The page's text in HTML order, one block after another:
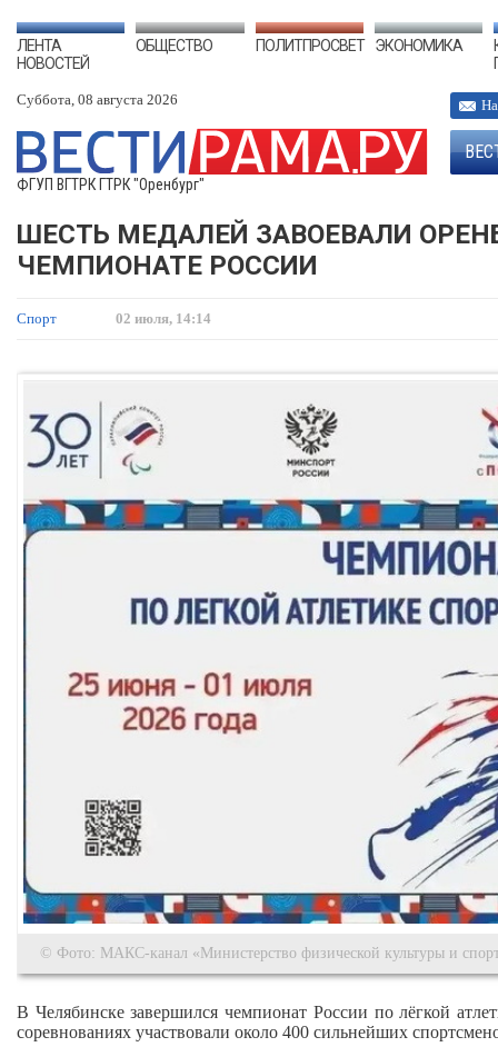
ЛЕНТА
НОВОСТЕЙ
ОБЩЕСТВО ПОЛИТПРОСВЕТ ЭКОНОМИКА
Суббота, 08 августа 2026
ФГУП ВГТРК ГТРК "Оренбург"
ШЕСТЬ МЕДАЛЕЙ ЗАВОЕВАЛИ
ЧЕМПИОНАТЕ РОССИИ
Спорт 02 июля, 14:14
© Фото: МАКС-канал «Министерство физической культуры и
В Челябинске завершился чемпионат России по лёгкой
соревнованиях участвовали около 400 сильнейших